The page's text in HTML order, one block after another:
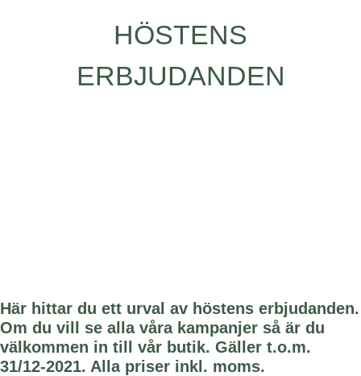
HÖSTENS
ERBJUDANDEN
Här hittar du ett urval av höstens erbjudanden.
Om du vill se alla våra kampanjer så är du
välkommen in till vår butik. Gäller t.o.m.
31/12-2021. Alla priser inkl. moms.